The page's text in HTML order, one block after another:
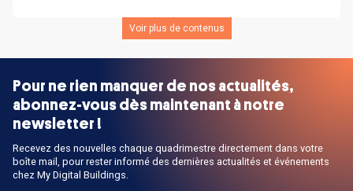
Voir plus de contenus
Pour ne rien manquer de nos actualités,
abonnez-vous dès maintenant à notre
newsletter !
Recevez des nouvelles chaque quadrimestre directement dans votre
boîte mail, pour rester informé des dernières actualités et événements
chez My Digital Buildings.